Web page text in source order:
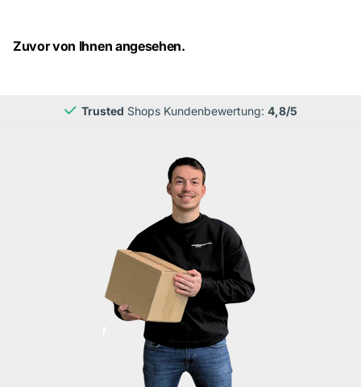
Zuvor von Ihnen angesehen.
Trusted Shops Kundenbewertung: 4,8/5